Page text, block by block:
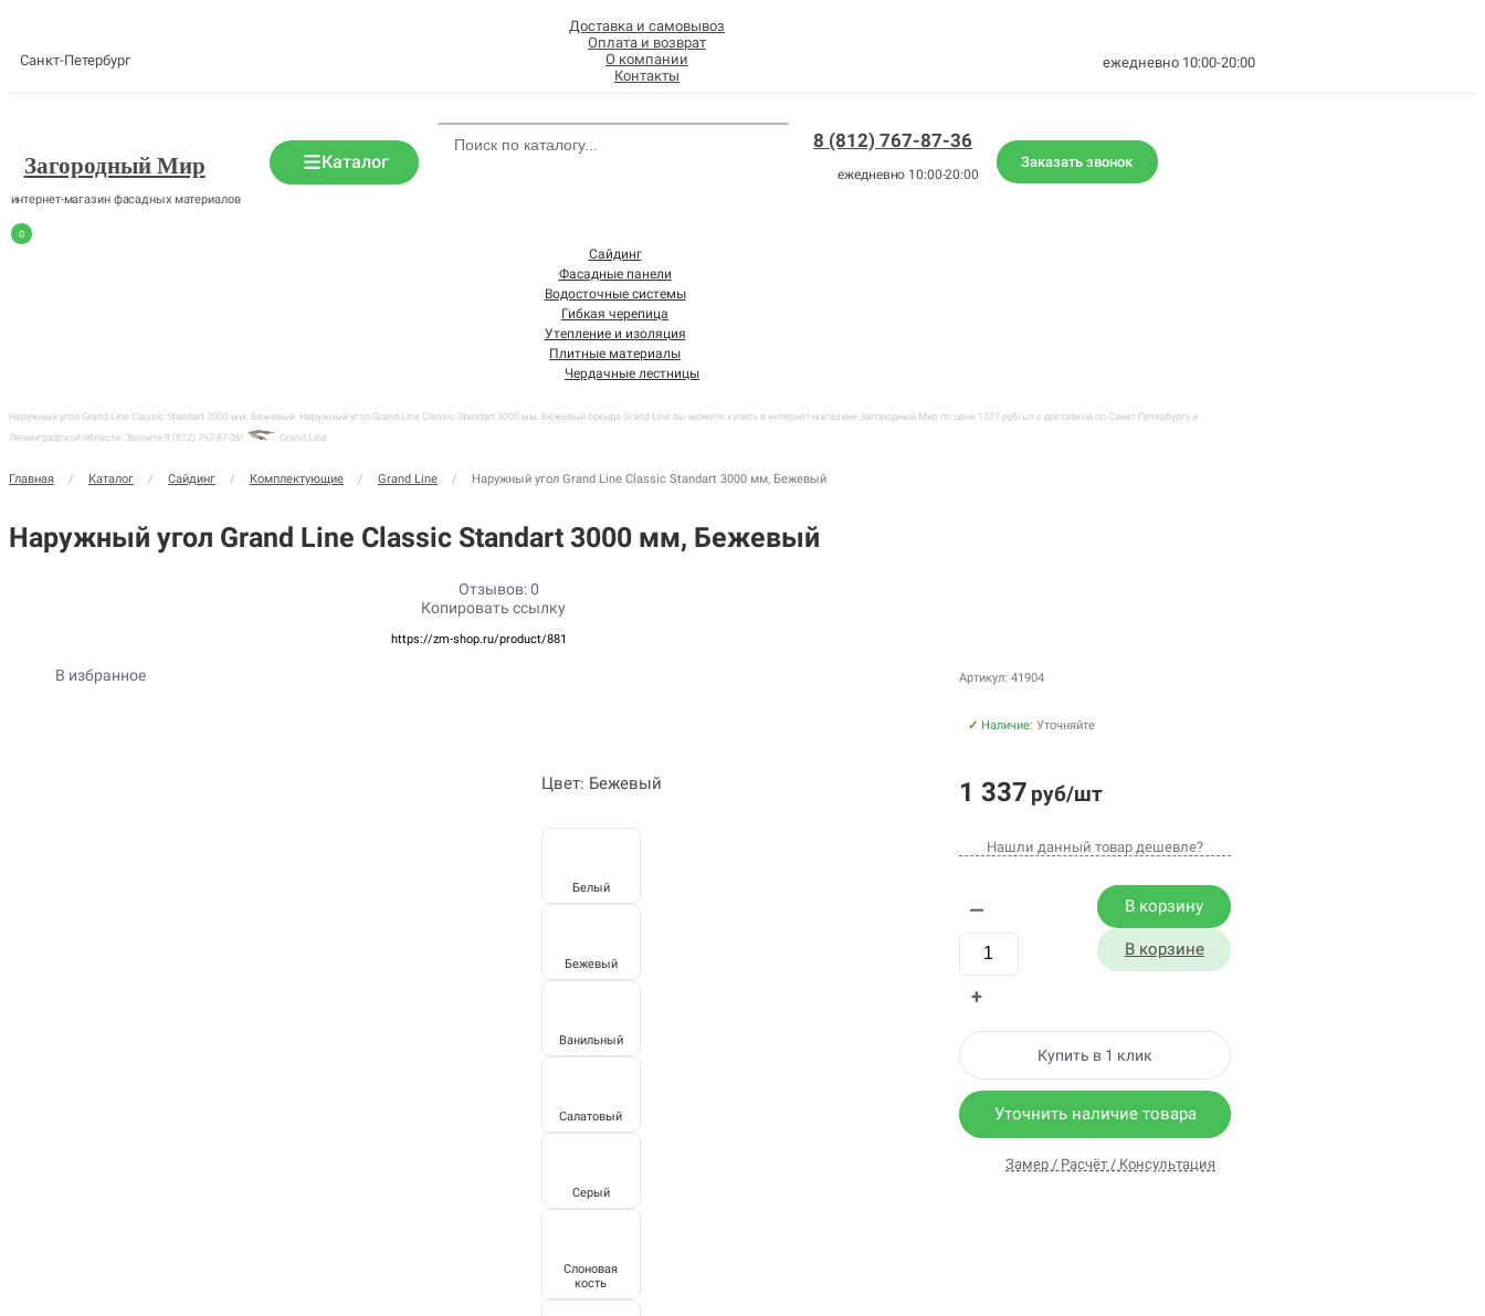
Санкт-Петербург
Доставка и самовывоз
Оплата и возврат
О компании
Контакты
ежедневно 10:00-20:00
Загородный Мир
интернет-магазин фасадных материалов
Каталог
8 (812) 767-87-36
ежедневно 10:00-20:00
Заказать звонок
0
Сайдинг
Фасадные панели
Водосточные системы
Гибкая черепица
Утепление и изоляция
Плитные материалы
Чердачные лестницы
Наружный угол Grand Line Classic Standart 3000 мм, Бежевый Наружный угол Grand Line Classic Standart 3000 мм, Бежевый бренда Grand Line вы можете купить в интернет-магазине Загородный Мир по цене 1337 руб/шт с доставкой по Санкт-Петербургу и
Ленинградской области. Звоните 8 (812) 767-87-36!
Grand Line
Главная / Каталог / Сайдинг / Комплектующие / Grand Line / Наружный угол Grand Line Classic Standart 3000 мм, Бежевый
Наружный угол Grand Line Classic Standart 3000 мм, Бежевый
Отзывов: 0
Копировать ссылку
https://zm-shop.ru/product/881
В избранное
Цвет: Бежевый
Белый
Бежевый
Ванильный
Салатовый
Серый
Слоновая
кость
Артикул: 41904
✓ Наличие: Уточняйте
1 337 руб/шт
Нашли данный товар дешевле?
—
+
В корзину
В корзине
Купить в 1 клик
Уточнить наличие товара
Замер / Расчёт / Консультация